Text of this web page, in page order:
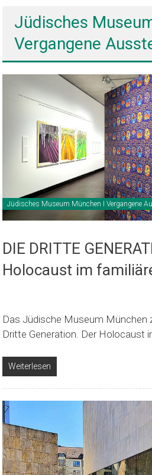
Jüdisches
Vergangene
Jüdisches Museum München I Vergangene
DIE DRITTE
Holocaust im
Das Jüdische Museum München
Dritte Generation. Der Holocaust
Weiterlesen